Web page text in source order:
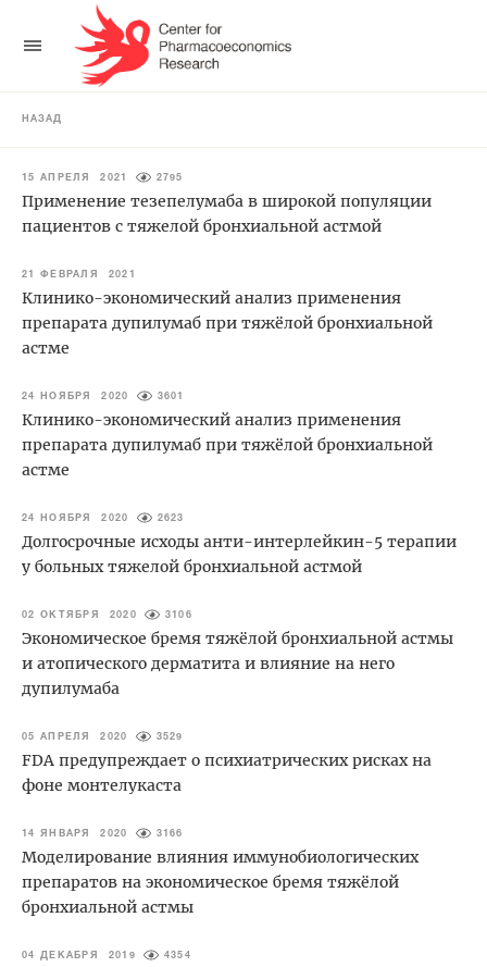
НАЗАД
15 АПРЕЛЯ 2021 2795
Применение тезепелумаба в широкой популяции
пациентов с тяжелой бронхиальной астмой
21 ФЕВРАЛЯ 2021
Клинико-экономический анализ применения
препарата дупилумаб при тяжёлой бронхиальной
астме
24 НОЯБРЯ 2020 3601
Клинико-экономический анализ применения
препарата дупилумаб при тяжёлой бронхиальной
астме
24 НОЯБРЯ 2020 2623
Долгосрочные исходы анти-интерлейкин-5 терапии
у больных тяжелой бронхиальной астмой
02 ОКТЯБРЯ 2020 3106
Экономическое бремя тяжёлой бронхиальной астмы
и атопического дерматита и влияние на него
дупилумаба
05 АПРЕЛЯ 2020 3529
FDA предупреждает о психиатрических рисках на
фоне монтелукаста
14 ЯНВАРЯ 2020 3166
Моделирование влияния иммунобиологических
препаратов на экономическое бремя тяжёлой
бронхиальной астмы
04 ДЕКАБРЯ 2019 4354